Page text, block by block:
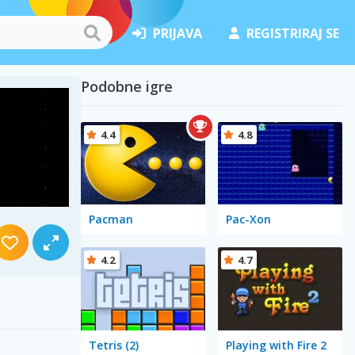
PRIJAVA REGISTRIRAJ SE
Podobne igre
Pacman
4.4
Pac-Xon
4.8
Tetris (2)
4.2
Playing with Fire 2
4.7